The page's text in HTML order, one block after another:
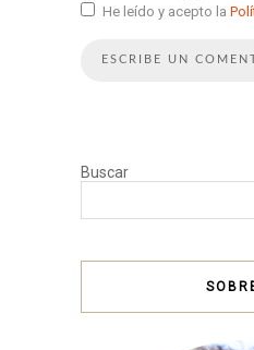
He leído y acepto la
Buscar